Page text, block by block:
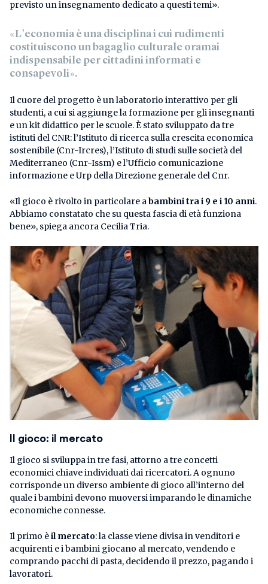
previsto un insegnamento dedicato a questi temi».
«L’economia è una disciplina i cui rudimenti
costituiscono un bagaglio culturale oramai
indispensabile per cittadini informati e
consapevoli».
Il cuore del progetto è un laboratorio interattivo per gli
studenti, a cui si aggiunge la formazione per gli insegnanti
e un kit didattico per le scuole. È stato sviluppato da tre
istituti del CNR: l’Istituto di ricerca sulla crescita economica
sostenibile (Cnr-Ircres), l’Istituto di studi sulle società del
Mediterraneo (Cnr-Issm) e l’Ufficio comunicazione
informazione e Urp della Direzione generale del Cnr.
«Il gioco è rivolto in particolare abambini tra i 9 e i 10 anni.
Abbiamo constatato che su questa fascia di età funziona
bene», spiega ancora Cecilia Tria.
Il gioco: il mercato
Il gioco si sviluppa in tre fasi, attorno a tre concetti
economici chiave individuati dai ricercatori. A ognuno
corrisponde un diverso ambiente di gioco all’interno del
quale i bambini devono muoversi imparando le dinamiche
economiche connesse.
Il primo èil mercato: la classe viene divisa in venditori e
acquirenti e i bambini giocano al mercato, vendendo e
comprando pacchi di pasta, decidendo il prezzo, pagando i
lavoratori.